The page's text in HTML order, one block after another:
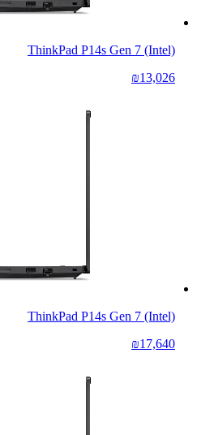
ThinkPad P14s Gen 7 (Intel)
₪13,026
ThinkPad P14s Gen 7 (Intel)
₪17,640